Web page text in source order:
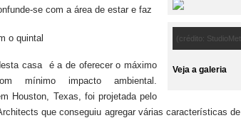
se com a área de estar e faz
o quintal (crédito:
Veja a galeria
casa é a de oferecer o máximo
mínimo impacto ambiental.
Houston, Texas, foi projetada pelo
que conseguiu agregar várias características